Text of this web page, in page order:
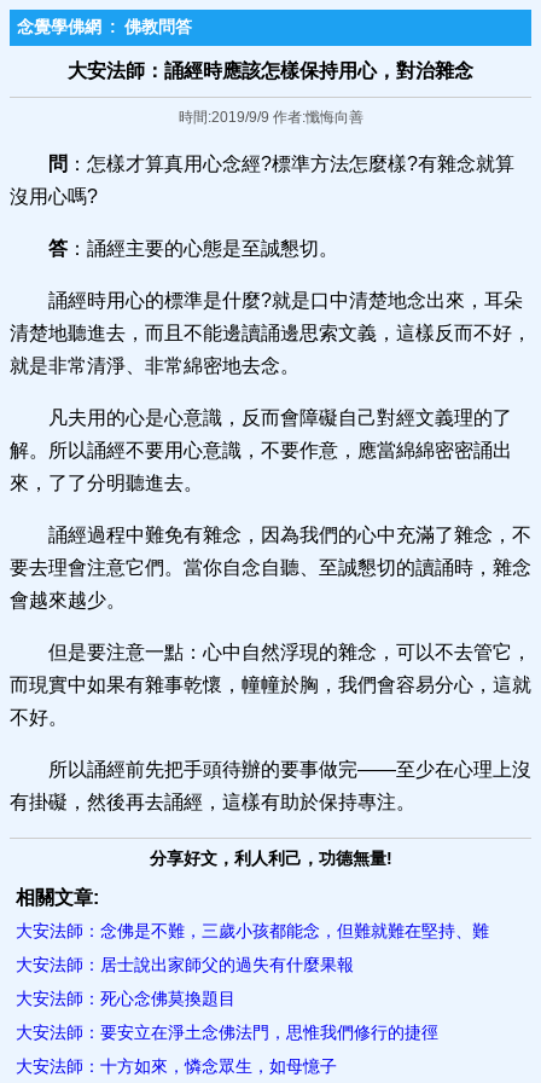
念覺學佛網 : 佛教問答
大安法師：誦經時應該怎樣保持用心，對治雜念
時間:2019/9/9 作者:懺悔向善
問 ：怎樣才算真用心念經?標準方法怎麼樣?有雜念就算
沒用心嗎?
答 ：誦經主要的心態是至誠懇切。
誦經時用心的標準是什麼?就是口中清楚地念出來，耳朵
清楚地聽進去，而且不能邊讀誦邊思索文義，這樣反而不好，
就是非常清淨、非常綿密地去念。
凡夫用的心是心意識，反而會障礙自己對經文義理的了
解。所以誦經不要用心意識，不要作意，應當綿綿密密誦出
來，了了分明聽進去。
誦經過程中難免有雜念，因為我們的心中充滿了雜念，不
要去理會注意它們。當你自念自聽、至誠懇切的讀誦時，雜念
會越來越少。
但是要注意一點：心中自然浮現的雜念，可以不去管它，
而現實中如果有雜事乾懷，幢幢於胸，我們會容易分心，這就
不好。
所以誦經前先把手頭待辦的要事做完——至少在心理上沒
有掛礙，然後再去誦經，這樣有助於保持專注。
分享好文，利人利己，功德無量!
相關文章:
大安法師：念佛是不難，三歲小孩都能念，但難就難在堅持、難
大安法師：居士說出家師父的過失有什麼果報
大安法師：死心念佛莫換題目
大安法師：要安立在淨土念佛法門，思惟我們修行的捷徑
大安法師：十方如來，憐念​眾生，如母憶子